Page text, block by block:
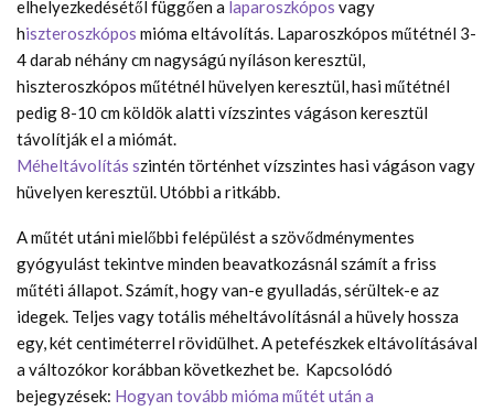
elhelyezkedésétől függően a laparoszkópos vagy
hiszteroszkópos mióma eltávolítás. Laparoszkópos műtétnél 3-
4 darab néhány cm nagyságú nyíláson keresztül,
hiszteroszkópos műtétnél hüvelyen keresztül, hasi műtétnél
pedig 8-10 cm köldök alatti vízszintes vágáson keresztül
távolítják el a miómát.
Méheltávolítás szintén történhet vízszintes hasi vágáson vagy
hüvelyen keresztül. Utóbbi a ritkább.
A műtét utáni mielőbbi felépülést a szövődménymentes
gyógyulást tekintve minden beavatkozásnál számít a friss
műtéti állapot. Számít, hogy van-e gyulladás, sérültek-e az
idegek. Teljes vagy totális méheltávolításnál a hüvely hossza
egy, két centiméterrel rövidülhet. A petefészkek eltávolításával
a változókor korábban következhet be. Kapcsolódó
bejegyzések: Hogyan tovább mióma műtét után a